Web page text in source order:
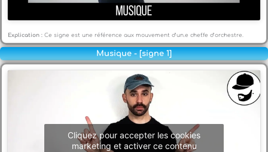
Explication : Ce signe est une référence aux mouvement d’un.e chef.fe d’orchestre.
Musique - [signe 1]
Cliquez pour accepter les cookies
marketing et activer ce contenu